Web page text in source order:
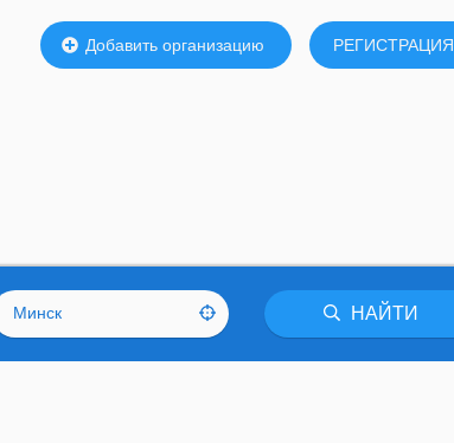
Добавить организацию РЕГИСТРАЦИЯ
Минск НАЙТИ